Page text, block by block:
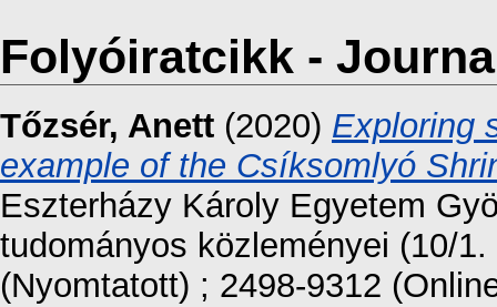
Folyóiratcikk -
Tőzsér, Anett (2020) Exploring
example of the Csíksomlyó
Eszterházy Károly Egyetem
tudományos közleményei (10/
(Nyomtatott) ; 2498-9312